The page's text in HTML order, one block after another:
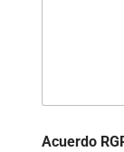
Acuerdo